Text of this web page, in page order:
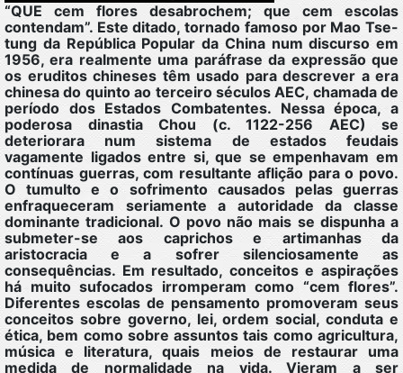
“QUE cem flores desabrochem; que cem escolas
contendam”. Este ditado, tornado famoso por Mao Tse-
tung da República Popular da China num discurso em
1956, era realmente uma paráfrase da expressão que
os eruditos chineses têm usado para descrever a era
chinesa do quinto ao terceiro séculos AEC, chamada de
período dos Estados Combatentes. Nessa época, a
poderosa dinastia Chou (c. 1122-256 AEC) se
deteriorara num sistema de estados feudais
vagamente ligados entre si, que se empenhavam em
contínuas guerras, com resultante aflição para o povo.
O tumulto e o sofrimento causados pelas guerras
enfraqueceram seriamente a autoridade da classe
dominante tradicional. O povo não mais se dispunha a
submeter-se aos caprichos e artimanhas da
aristocracia e a sofrer silenciosamente as
consequências. Em resultado, conceitos e aspirações
há muito sufocados irromperam como “cem flores”.
Diferentes escolas de pensamento promoveram seus
conceitos sobre governo, lei, ordem social, conduta e
ética, bem como sobre assuntos tais como agricultura,
música e literatura, quais meios de restaurar uma
medida de normalidade na vida. Vieram a ser